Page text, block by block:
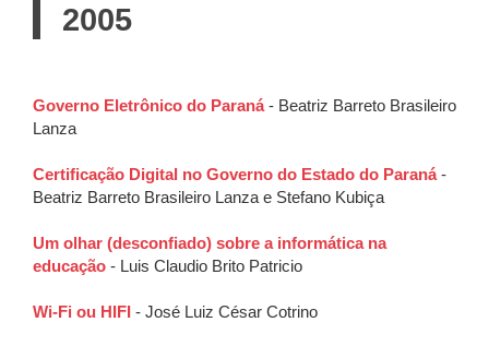
2005
Governo Eletrônico do Paraná- Beatriz Barreto Brasileiro
Lanza
Certificação Digital no Governo do Estado do Paraná-
Beatriz Barreto Brasileiro Lanza e Stefano Kubiça
Um olhar (desconfiado) sobre a informática na
educação - Luis Claudio Brito Patricio
Wi-Fi ou HIFI - José Luiz César Cotrino